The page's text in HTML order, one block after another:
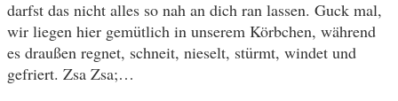
darfst das nicht alles so nah an dich ran lassen. Guck mal,
wir liegen hier gemütlich in unserem Körbchen, während
es draußen regnet, schneit, nieselt, stürmt, windet und
gefriert. Zsa Zsa;…